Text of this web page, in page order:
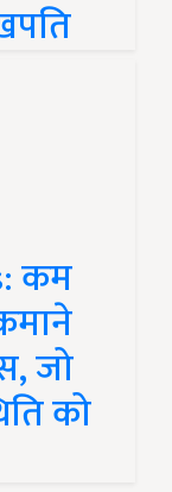
कम
जो
को